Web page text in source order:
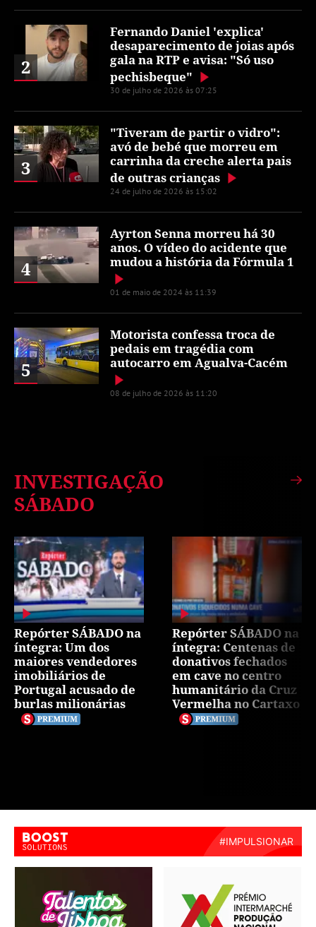
2
Fernando Daniel 'explica'
desaparecimento de joias após
gala na RTP e avisa: "Só uso
pechisbeque"
30 de julho de 2026 às 07:25
3
"Tiveram de partir o vidro":
avó de bebé que morreu em
carrinha da creche alerta pais
de outras crianças
24 de julho de 2026 às 15:02
4
Ayrton Senna morreu há 30
anos. O vídeo do acidente que
mudou a história da Fórmula 1
01 de maio de 2024 às 11:39
5
Motorista confessa troca de
pedais em tragédia com
autocarro em Agualva-Cacém
08 de julho de 2026 às 11:20
INVESTIGAÇÃO
SÁBADO
Repórter SÁBADO na
íntegra: Um dos
maiores vendedores
imobiliários de
Portugal acusado de
burlas milionárias
Repórter SÁBADO na
íntegra: Centenas de
donativos fechados
em cave no centro
humanitário da Cruz
Vermelha no Cartaxo